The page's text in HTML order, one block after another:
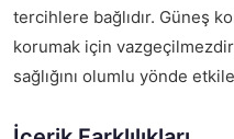
tercihlere bağlıdır. Güneş
korumak için
sağlığını olumlu yönde